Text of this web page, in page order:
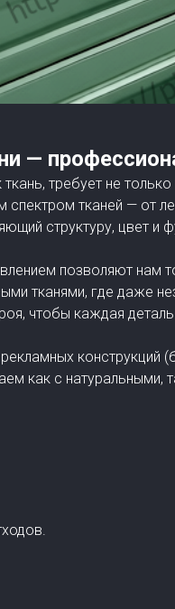
—
требует не
тканей — от
структуру, цвет и
позволяют нам
тканями, где даже
чтобы каждая
как с натуральными,